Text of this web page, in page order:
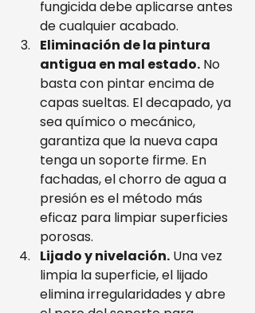
fungicida debe aplicarse antes
de cualquier acabado.
Eliminación de la pintura
antigua en mal estado. No
basta con pintar encima de
capas sueltas. El decapado, ya
sea químico o mecánico,
garantiza que la nueva capa
tenga un soporte firme. En
fachadas, el chorro de agua a
presión es el método más
eficaz para limpiar superficies
porosas.
Lijado y nivelación. Una vez
limpia la superficie, el lijado
elimina irregularidades y abre